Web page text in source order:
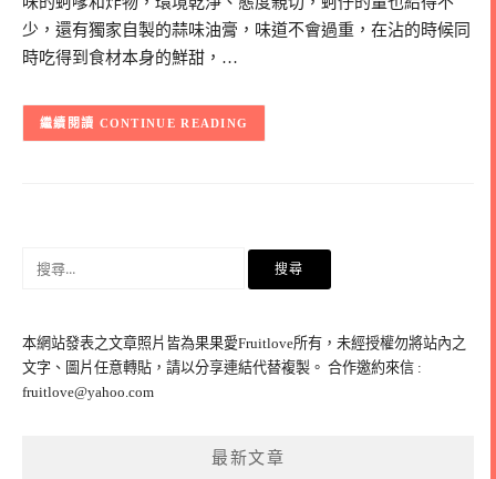
少，還有獨家自製的蒜味油膏，味道不會過重，在沾的時候同
時吃得到食材本身的鮮甜，…
CONTINUE READING
字:
本網站發表之文章照片皆為果果愛Fruitlove所有，未經授權勿將站內之
文字、圖片任意轉貼，請以分享連結代替複製。 合作邀約來信 :
fruitlove@yahoo.com
最新文章